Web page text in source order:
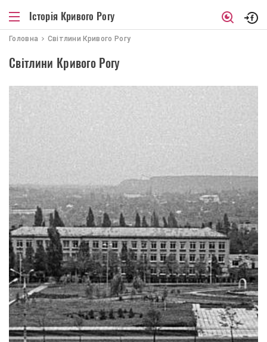
Історія Кривого Рогу
Головна Світлини Кривого Рогу
Світлини Кривого Рогу